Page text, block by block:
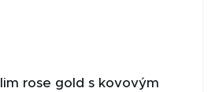
rose gold s kovovým